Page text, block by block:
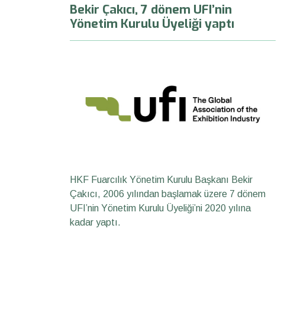
Bekir Çakıcı, 7 dönem UFI’nin
Yönetim Kurulu Üyeliği yaptı
HKF Fuarcılık Yönetim Kurulu Başkanı Bekir
Çakıcı, 2006 yılından başlamak üzere 7 dönem
UFI’nin Yönetim Kurulu Üyeliği’ni 2020 yılına
kadar yaptı.